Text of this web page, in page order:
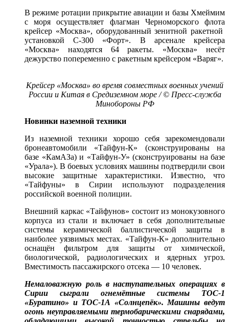
В режиме ротации прикрытие авиации и базы Хмеймим
с моря осуществляет флагман Черноморского флота
крейсер «Москва», оборудованный зенитной ракетной
установкой С-300 «Форт». В арсенале крейсера
«Москва» находятся 64 ракеты. «Москва» несёт
дежурство попеременно с ракетным крейсером «Варяг».
Крейсер «Москва» во время совместных военных учений
России и Китая в Средиземном море / © Пресс-служба
Минобороны РФ
Новинки наземной техники
Из наземной техники хорошо себя зарекомендовали
бронеавтомобили «Тайфун-К» (сконструированы на
базе «КамАЗа) и «Тайфун-У» (сконструированы на базе
«Урала»). В боевых условиях машины подтвердили свои
высокие защитные характеристики. Известно, что
«Тайфуны» в Сирии используют подразделения
российской военной полиции.
Внешний каркас «Тайфунов» состоит из монокузовного
корпуса из стали и включает в себя дополнительные
системы керамической баллистической защиты в
наиболее уязвимых местах. «Тайфун-К» дополнительно
оснащён фильтром для защиты от химической,
биологической, радиологических и ядерных угроз.
Вместимость пассажирского отсека — 10 человек.
Немаловажную роль в наступательных операциях в
Сирии сыграли огнемётные системы ТОС-1
«Буратино» и ТОС-1А «Солнцепёк». Машины ведут
огонь неуправляемыми термобарическими снарядами,